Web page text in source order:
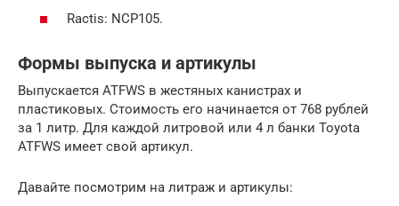
Ractis: NCP105.
Формы выпуска и артикулы
Выпускается ATFWS в жестяных канистрах и
пластиковых. Стоимость его начинается от 768 рублей
за 1 литр. Для каждой литровой или 4 л банки Toyota
ATFWS имеет свой артикул.
Давайте посмотрим на литраж и артикулы: